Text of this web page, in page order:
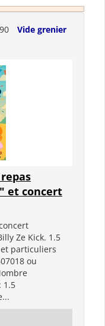
Vide grenier
et concert
Ze Kick. 1.5
particuliers
ou
1.5